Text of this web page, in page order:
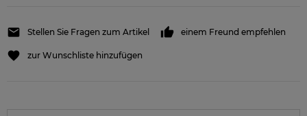
Stellen Sie Fragen zum Artikel einem Freund empfehlen
zur Wunschliste hinzufügen